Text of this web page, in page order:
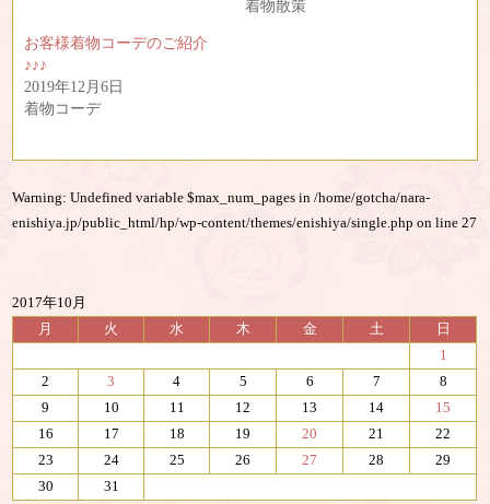
(
新
ウ
ィ
ン
で
き
ま
す
)
ッ
て
(
し
い
ウ
ィ
き
す
着物散策
お客様着物コーデのご紹介
♪♪♪
2019年12月6日
着物コーデ
Warning: Undefined variable $max_num_pages in/home/gotcha/nara-
enishiya.jp/public_html/hp/wp-content/themes/enishiya/single.php on line27
2017年10月
月
火 水 木 金 土
日
1
2
3 4 5 6 7
8
9
10 11 12 13 14
15
16
17 18 19 20 21
22
23
24 25 26 27 28
29
30
31